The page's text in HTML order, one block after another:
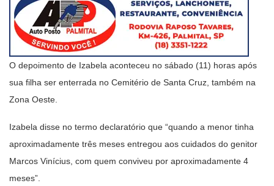
O depoimento de Izabela aconteceu no sábado (11) horas após
sua filha ser enterrada no Cemitério de Santa Cruz, também na
Zona Oeste.
Izabela disse no termo declaratório que “quando a menor tinha
aproximadamente três meses entregou aos cuidados do genitor
Marcos Vinícius, com quem conviveu por aproximadamente 4
meses”.